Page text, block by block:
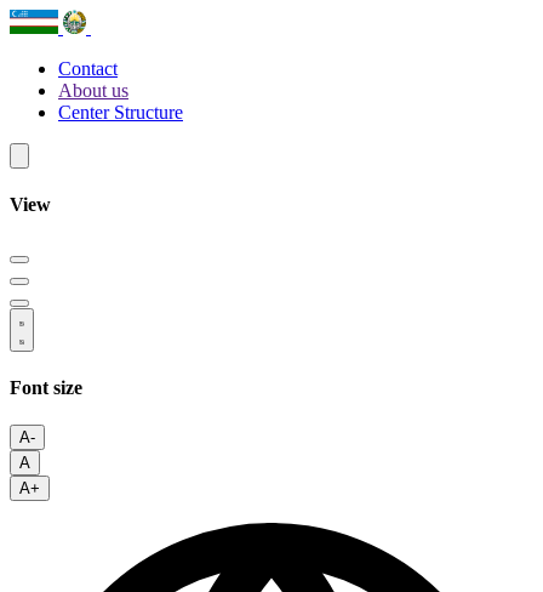
Contact
About us
Center Structure
View
Font size
A-
A
A+